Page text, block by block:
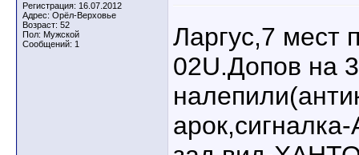
Регистрация: 16.07.2012
Адрес: Орёл-Верховье
Возраст: 52
Пол: Мужской
Сообщений: 1
Ларгус,7 мест
02U.Допов на